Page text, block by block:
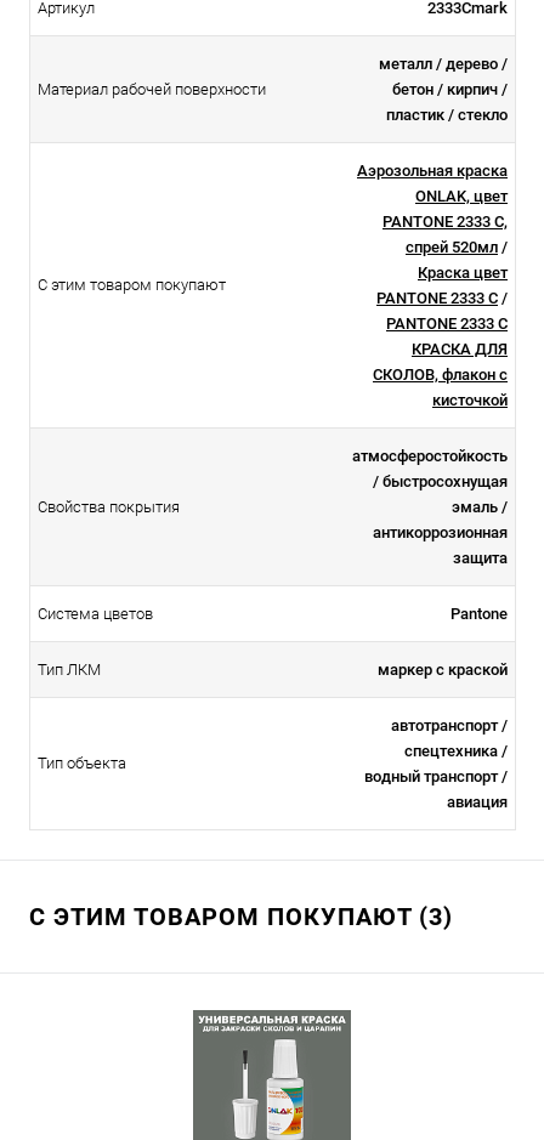
Артикул 2333Cmark
Материал рабочей поверхности
металл / дерево /
бетон / кирпич /
пластик / стекло
С этим товаром покупают
Аэрозольная краска
ONLAK, цвет
PANTONE 2333 C,
спрей 520мл /
Краска цвет
PANTONE 2333 C /
PANTONE 2333 C
КРАСКА ДЛЯ
СКОЛОВ, флакон с
кисточкой
Свойства покрытия
атмосферостойкоcть
/ быстросохнущая
эмаль /
антикоррозионная
защита
Система цветов Pantone
Тип ЛКМ маркер с краской
Тип объекта
автотранспорт /
спецтехника /
водный транспорт /
авиация
С ЭТИМ ТОВАРОМ ПОКУПАЮТ (3)